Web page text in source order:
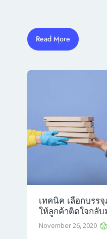
Read More
เทคนิค เลือกบรร
ให้ลูกค้าติดใจกลับ
November 26, 2020